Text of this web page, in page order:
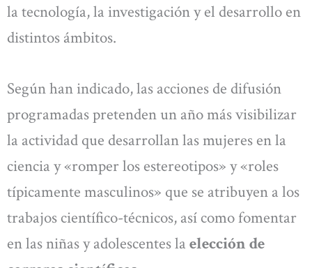
la tecnología, la investigación y el desarrollo en
distintos ámbitos.
Según han indicado, las acciones de difusión
programadas pretenden un año más visibilizar
la actividad que desarrollan las mujeres en la
ciencia y «romper los estereotipos» y «roles
típicamente masculinos» que se atribuyen a los
trabajos científico-técnicos, así como fomentar
en las niñas y adolescentes la elección de